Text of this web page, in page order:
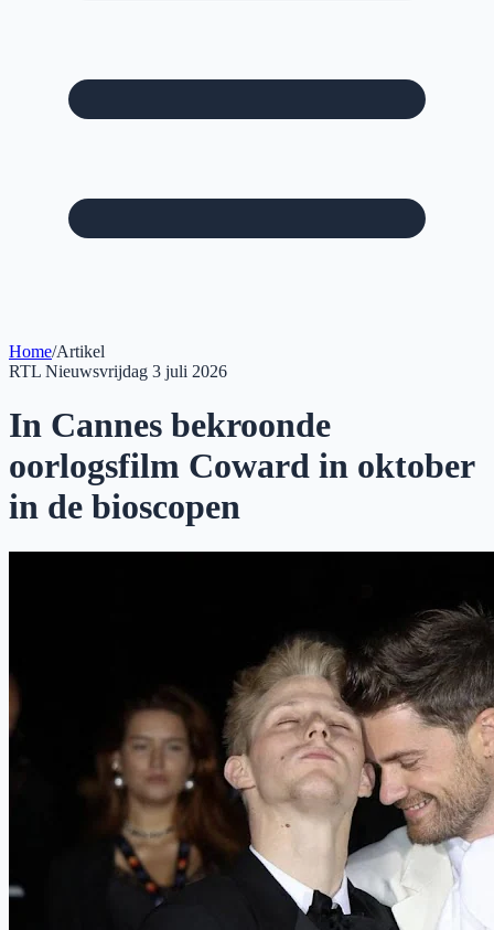
Home/Artikel
RTL Nieuwsvrijdag 3 juli 2026
In Cannes bekroonde
oorlogsfilm Coward in oktober
in de bioscopen